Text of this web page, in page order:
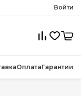
Войти
ОплатаГарантии